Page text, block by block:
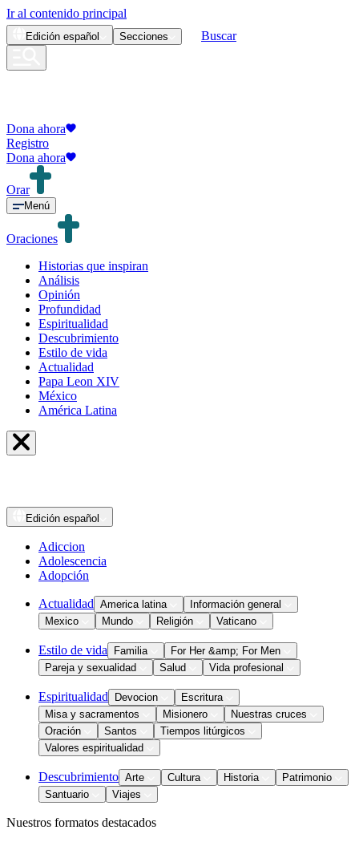
Ir al contenido principal
Edición español Secciones Buscar
Dona ahora
Registro
Dona ahora
Orar
Menú
Oraciones
Historias que inspiran
Análisis
Opinión
Profundidad
Espiritualidad
Descubrimiento
Estilo de vida
Actualidad
Papa Leon XIV
México
América Latina
Edición español
Adiccion
Adolescencia
Adopción
Actualidad America latina
Información general
Mexico
Mundo Religión Vaticano
Estilo de vida Familia
For Her &amp; For Men
Pareja y sexualidad
Salud Vida profesional
Espiritualidad Devocion
Escritura
Misa y sacramentos
Misionero
Nuestras cruces
Oración
Santos
Tiempos litúrgicos
Valores espiritualidad
Descubrimiento Arte Cultura Historia
Patrimonio
Santuario
Viajes
Nuestros formatos destacados